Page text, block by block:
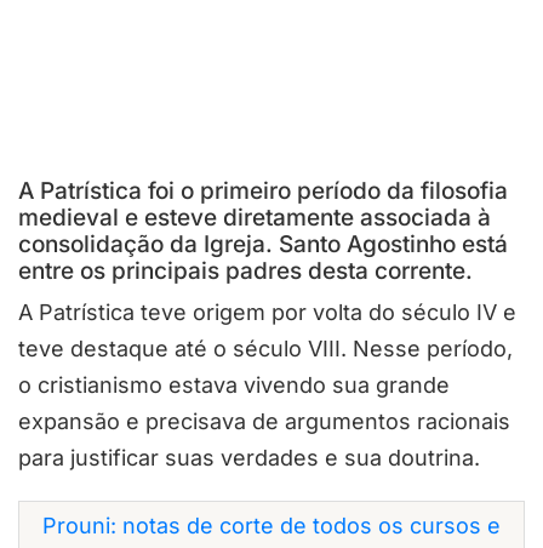
A Patrística foi o primeiro período da filosofia
medieval e esteve diretamente associada à
consolidação da Igreja. Santo Agostinho está
entre os principais padres desta corrente.
A Patrística teve origem por volta do século IV e
teve destaque até o século VIII. Nesse período,
o cristianismo estava vivendo sua grande
expansão e precisava de argumentos racionais
para justificar suas verdades e sua doutrina.
Prouni: notas de corte de todos os cursos e